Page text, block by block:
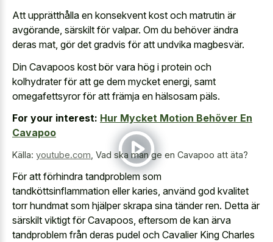
Att upprätthålla en konsekvent kost och matrutin är
avgörande, särskilt för valpar. Om du behöver ändra
deras mat, gör det gradvis för att undvika magbesvär.
Din Cavapoos kost bör vara hög i protein och
kolhydrater för att ge dem mycket energi, samt
omegafettsyror för att främja en hälsosam päls.
For your interest: Hur Mycket Motion Behöver En
Cavapoo
Källa: youtube.com Vad ska man ge en Cavapoo att äta?
För att förhindra tandproblem som
tandköttsinflammation eller karies, använd god kvalitet
torr hundmat som hjälper skrapa sina tänder ren. Detta är
särskilt viktigt för Cavapoos, eftersom de kan ärva
tandproblem från deras pudel och Cavalier King Charles